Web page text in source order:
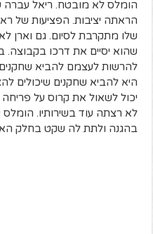
הומלס לא מובטח. ריאל עברה
הראתה יציבות. הפציעות של
שלו מתקרבת לסיום. גם וארן לא
שהוא יסיים את דרכו בקבוצה.
להרשות לעצמם להביא
היא להביא שחקנים שיכולים
יכול לשאול את קרוס על
לא רצתה עוד בשירותיו. הומלס
בהגנה ולתת לה שקט בחלק